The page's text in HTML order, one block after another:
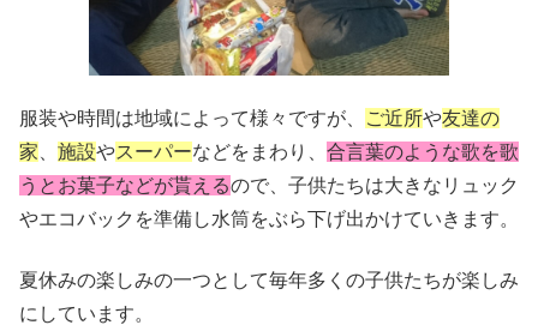
服装や時間は地域によって様々ですが、 ご近所や友達の
家
施設やスーパーなどをまわり、 合言葉のような歌を歌
うとお菓子などが貰えるので、子供たちは大きなリュック
やエコバックを準備し水筒をぶら下げ出かけていきます。
夏休みの楽しみの一つとして毎年多くの子供たちが楽しみ
にしています。